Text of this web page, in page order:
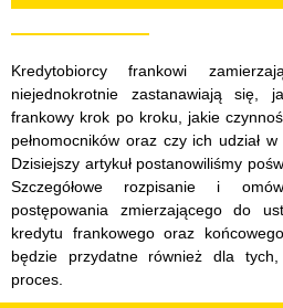
Kredytobiorcy frankowi
niejednokrotnie zastanawiają się,
frankowy krok po kroku, jakie
pełnomocników oraz czy ich udział
Dzisiejszy artykuł postanowiliśmy
Szczegółowe rozpisanie i
postępowania zmierzającego do
kredytu frankowego oraz
będzie przydatne również dla
proces.